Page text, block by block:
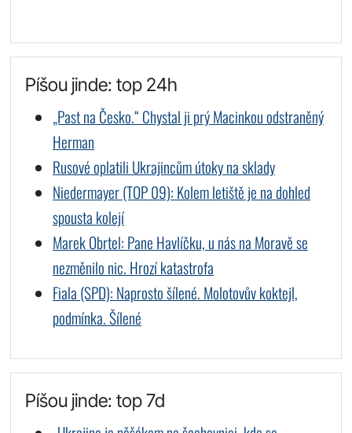
Píšou jinde: top 24h
„Past na Česko.“ Chystal ji prý Macinkou odstraněný
Herman
Rusové oplatili Ukrajincům útoky na sklady
Niedermayer (TOP 09): Kolem letiště je na dohled
spousta kolejí
Marek Obrtel: Pane Havlíčku, u nás na Moravě se
nezměnilo nic. Hrozí katastrofa
Fiala (SPD): Naprosto šílené. Molotovův koktejl,
podmínka. Šílené
Píšou jinde: top 7d